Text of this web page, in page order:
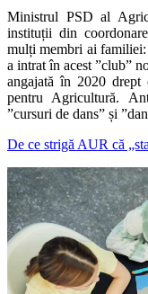
Ministrul PSD al
instituții din
mulți membri ai
a intrat în acest ”club”
angajată în 2020
pentru Agricultură.
”cursuri de dans” și
De ce strigă AUR că